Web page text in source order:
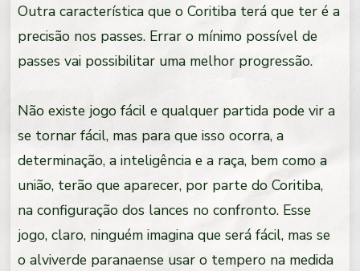
Outra característica que o Coritiba terá que ter é a
precisão nos passes. Errar o mínimo possível de
passes vai possibilitar uma melhor progressão.
Não existe jogo fácil e qualquer partida pode vir a
se tornar fácil, mas para que isso ocorra, a
determinação, a inteligência e a raça, bem como a
união, terão que aparecer, por parte do Coritiba,
na configuração dos lances no confronto. Esse
jogo, claro, ninguém imagina que será fácil, mas se
o alviverde paranaense usar o tempero na medida